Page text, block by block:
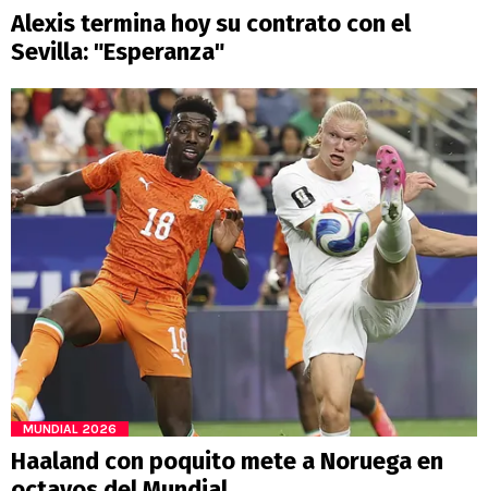
Alexis termina hoy su contrato con el
Sevilla: "Esperanza"
MUNDIAL 2026
Haaland con poquito mete a Noruega en